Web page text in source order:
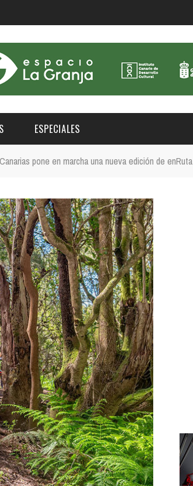
Cultura
Deporte y Naturaleza
Gastro
Infantil
Música
Escénicas
ESPECIALES
FESTIVAL TAGANANA 2026
NOCTÁMBULA TENERIFE
TENERIFE PHE FESTIVAL 2026
XXVII VERANO DE CUENTO
pone en marcha una nueva edición de enRuta